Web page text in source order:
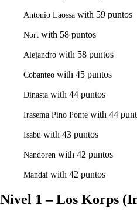
Antonio Laossa with 59 puntos
Nort with 58 puntos
Alejandro with 58 puntos
Cobanteo with 45 puntos
Dinasta with 44 puntos
Irasema Pino Ponte with 44
Isabú with 43 puntos
Nandoren with 42 puntos
Mandai with 42 puntos
Nivel 1 – Los Korps